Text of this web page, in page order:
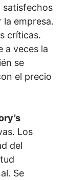
satisfechos
empresa.
críticas.
a veces la
se
el precio
Los
del
Se